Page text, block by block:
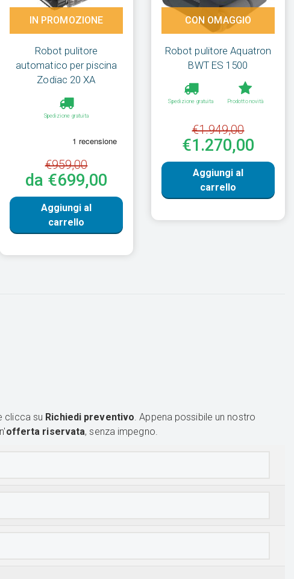
Robot pulitore
automatico per piscina
Zodiac 20 XA
Spedizione gratuita
€959,00
da €699,00
Aggiungi al
carrello
IN PROMOZIONE
Robot pulitore Aquatron
BWT ES 1500
Spedizione gratuita Prodotto novità
€1.949,00
€1.270,00
Aggiungi al
carrello
CON OMAGGIO
clicca su Richiedi preventivo. Appena possibile un nostro
offerta riservata, senza impegno.